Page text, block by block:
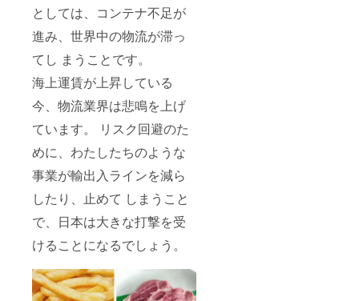
としては、コンテナ不⾜が
進み、世界中の物流が滞っ
てし まうことです。
海上運賃が上昇している
今、物流業界は悲鳴を上げ
ています。 リスク回避のた
めに、わたしたちのような
事業が輸出⼊ラインを減ら
したり、⽌めて しまうこと
で、⽇本は⼤きな打撃を受
けることになるでしょう。